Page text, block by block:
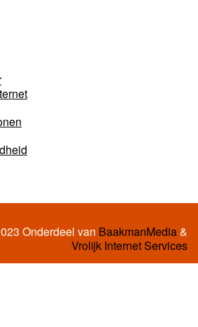
Onderdeel van BaakmanMedia&
Vrolijk Internet Services